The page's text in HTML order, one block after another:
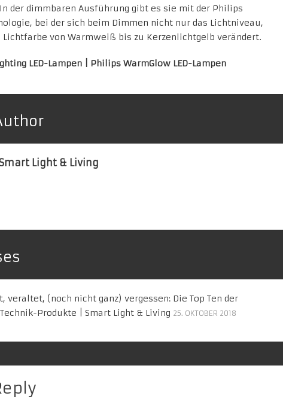
der dimmbaren Ausführung gibt es sie mit der Philips
bei der sich beim Dimmen nicht nur das Lichtniveau,
Lichtfarbe von Warmweiß bis zu Kerzenlichtgelb verändert.
LED-Lampen Philips WarmGlow LED-Lampen
Light & Living
veraltet, (noch nicht ganz) vergessen: Die Top Ten der
Produkte | Smart Light & Living 25. OKTOBER 2018